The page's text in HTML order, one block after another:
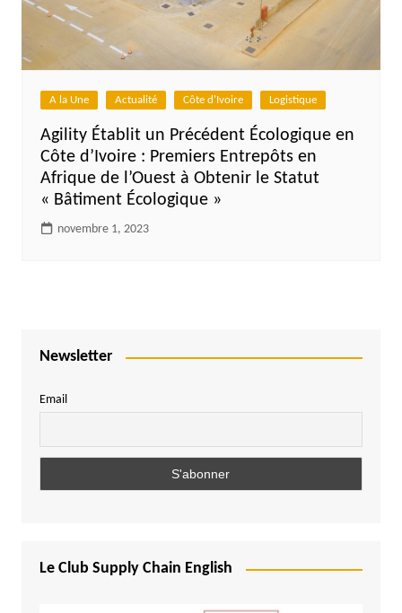
A la Une Actualité Côte d'Ivoire Logistique
Agility Établit un Précédent Écologique en
Côte d’Ivoire : Premiers Entrepôts en
Afrique de l’Ouest à Obtenir le Statut
« Bâtiment Écologique »
novembre 1, 2023
Newsletter
Email
Le Club Supply Chain English